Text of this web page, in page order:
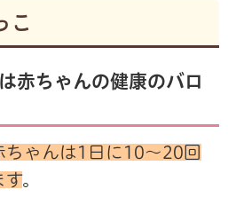
こ
赤ちゃんの健康のバロ
ちゃんは1日に10～20回
す。